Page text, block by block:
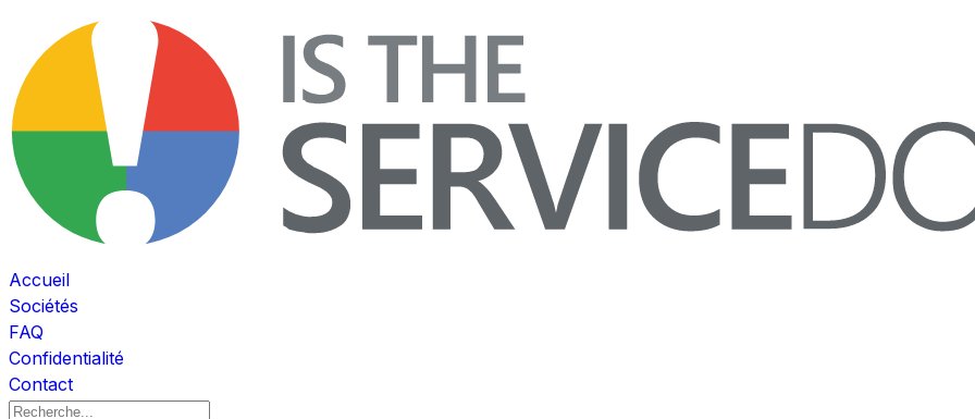
Accueil
Sociétés
FAQ
Confidentialité
Contact